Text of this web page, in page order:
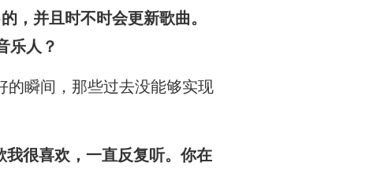
，并且时不时会更新歌曲。
乐人？
瞬间，那些过去没能够实现
很喜欢，一直反复听。你在